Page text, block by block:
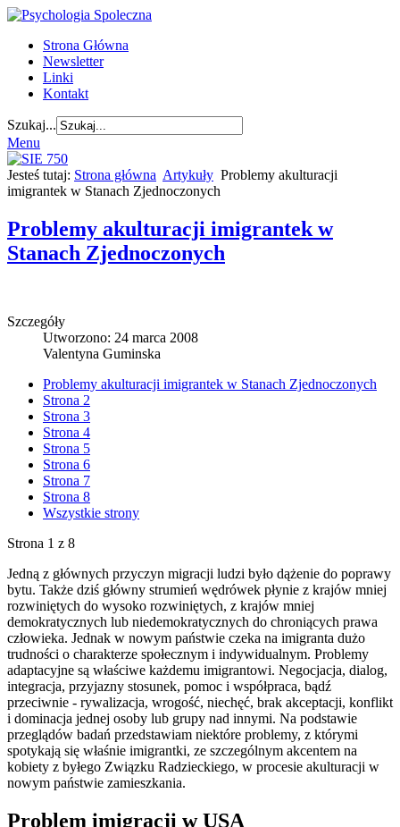
Strona Główna
Newsletter
Linki
Kontakt
Szukaj...
Menu
Jesteś tutaj: Strona główna Artykuły Problemy akulturacji
imigrantek w Stanach Zjednoczonych
Problemy akulturacji imigrantek w
Stanach Zjednoczonych
Szczegóły
Utworzono: 24 marca 2008
Valentyna Guminska
Problemy akulturacji imigrantek w Stanach Zjednoczonych
Strona 2
Strona 3
Strona 4
Strona 5
Strona 6
Strona 7
Strona 8
Wszystkie strony
Strona 1 z 8
Jedną z głównych przyczyn migracji ludzi było dążenie do poprawy
bytu. Także dziś główny strumień wędrówek płynie z krajów mniej
rozwiniętych do wysoko rozwiniętych, z krajów mniej
demokratycznych lub niedemokratycznych do chroniących prawa
człowieka. Jednak w nowym państwie czeka na imigranta dużo
trudności o charakterze społecznym i indywidualnym. Problemy
adaptacyjne są właściwe każdemu imigrantowi. Negocjacja, dialog,
integracja, przyjazny stosunek, pomoc i współpraca, bądź
przeciwnie - rywalizacja, wrogość, niechęć, brak akceptacji, konflikt
i dominacja jednej osoby lub grupy nad innymi. Na podstawie
przeglądów badań przedstawiam niektóre problemy, z którymi
spotykają się właśnie imigrantki, ze szczególnym akcentem na
kobiety z byłego Związku Radzieckiego, w procesie akulturacji w
nowym państwie zamieszkania.
Problem imigracji w USA